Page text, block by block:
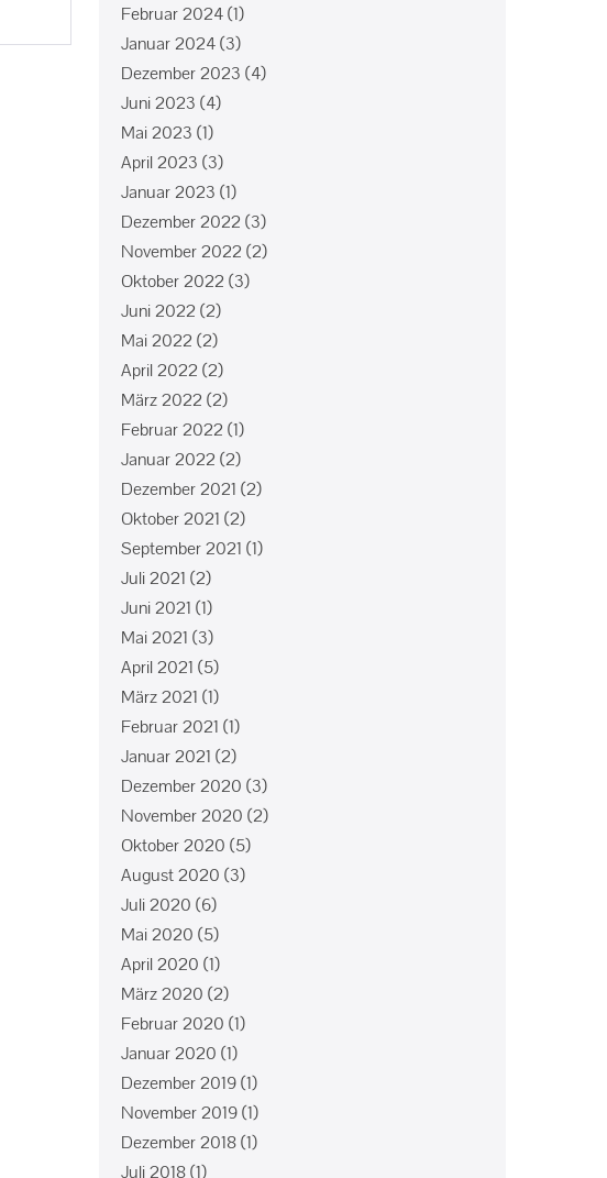
Februar 2024(1)
Januar 2024(3)
Dezember 2023 (4)
Juni 2023 (4)
Mai 2023 (1)
April 2023 (3)
Januar 2023 (1)
Dezember 2022 (3)
November 2022 (2)
Oktober 2022 (3)
Juni 2022 (2)
Mai 2022 (2)
April 2022 (2)
März 2022 (2)
Februar 2022 (1)
Januar 2022 (2)
Dezember 2021 (2)
Oktober 2021 (2)
September 2021 (1)
Juli 2021 (2)
Juni 2021 (1)
Mai 2021 (3)
April 2021 (5)
März 2021 (1)
Februar 2021 (1)
Januar 2021 (2)
Dezember 2020 (3)
November 2020 (2)
Oktober 2020 (5)
August 2020 (3)
Juli 2020 (6)
Mai 2020 (5)
April 2020 (1)
März 2020 (2)
Februar 2020 (1)
Januar 2020 (1)
Dezember 2019(1)
November 2019(1)
Dezember 2018(1)
Juli 2018(1)